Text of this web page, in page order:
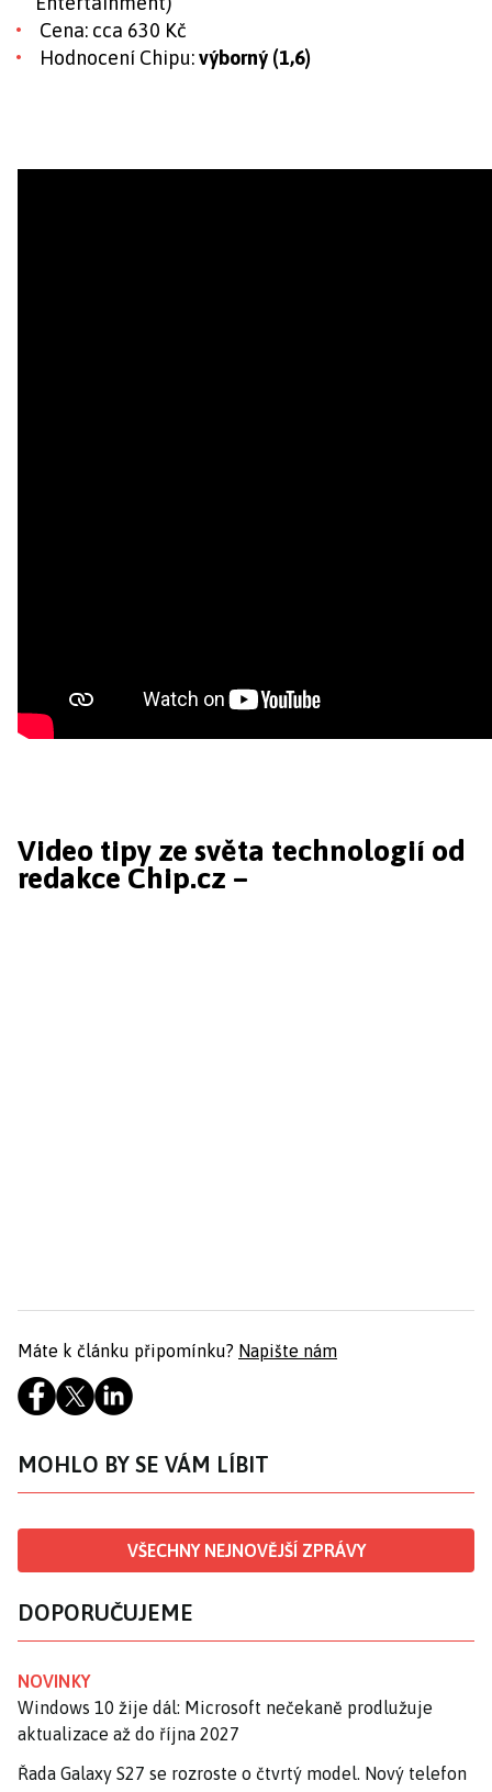
Cena: cca 630 Kč
Hodnocení Chipu:výborný (1,6)
Video tipy ze světa technologií od
redakce Chip.cz –
Máte k článku připomínku? Napište nám
MOHLO BY SE VÁM LÍBIT
VŠECHNY NEJNOVĚJŠÍ ZPRÁVY
DOPORUČUJEME
NOVINKY
Windows 10 žije dál: Microsoft nečekaně prodlužuje
aktualizace až do října 2027
Řada Galaxy S27 se rozroste o čtvrtý model. Nový telefon